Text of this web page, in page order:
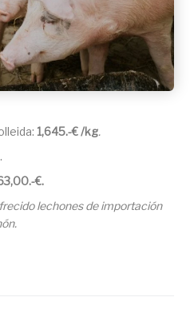
1,645.-€ /kg.
.-€.
lechones de importación